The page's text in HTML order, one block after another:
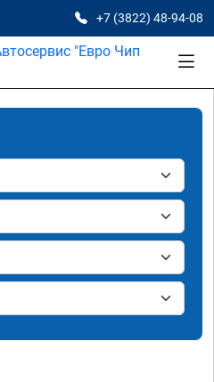
+7 (3822) 48-94-08